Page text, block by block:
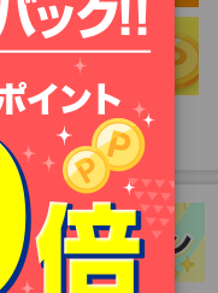
起動します。